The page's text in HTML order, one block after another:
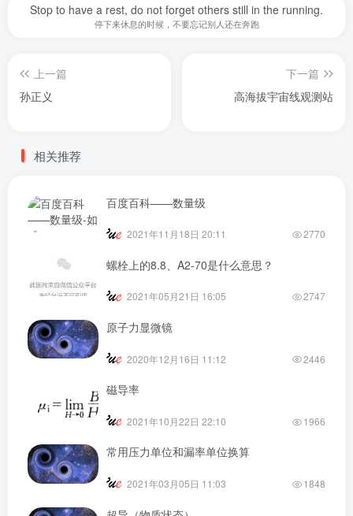
Stop to have a rest, do not forget others still in the running.
停下来休息的时候，不要忘记别人还在奔跑
上一篇
孙正义
下一篇
高海拔宇宙线观测站
相关推荐
百度百科——数量级
2021年11月18日 20:11 2770
螺栓上的8.8、A2-70是什么意思？
2021年05月21日 16:05 2747
原子力显微镜
2020年12月16日 11:12 2446
磁导率
2021年10月22日 22:10 1966
常用压力单位和漏率单位换算
2021年03月05日 11:03 1848